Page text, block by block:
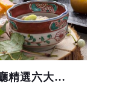
跟著吃好料 2025日本觀光廳精選六大美食旅遊路線